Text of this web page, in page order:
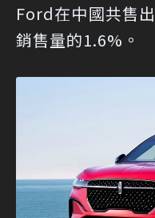
Ford在中國共售
銷售量的1.6%。